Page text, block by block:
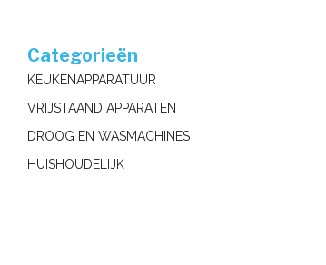
Categorieën
KEUKENAPPARATUUR
VRIJSTAAND APPARATEN
DROOG EN WASMACHINES
HUISHOUDELIJK